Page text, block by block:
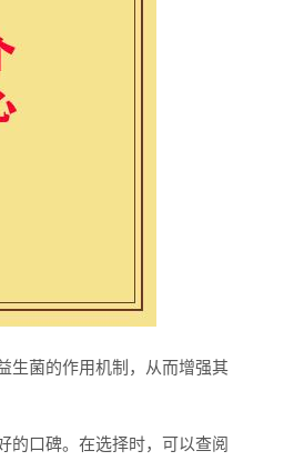
生菌的作用机制，从而增强其
的口碑。在选择时，可以查阅